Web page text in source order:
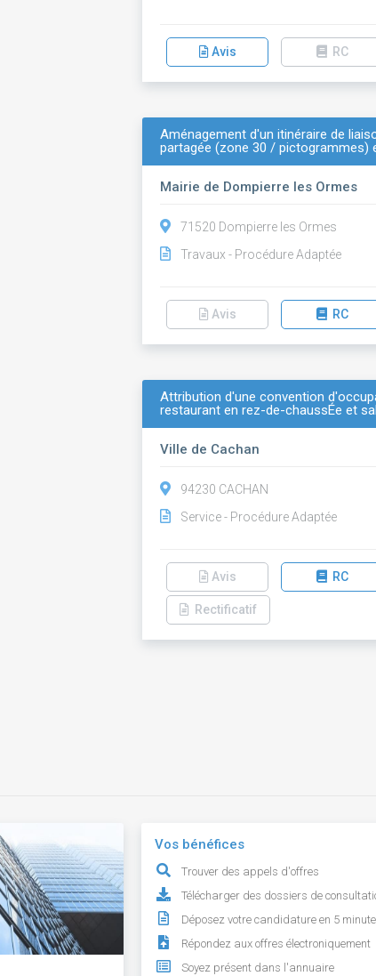
Avis RC
Aménagement d'un itinéraire de
partagée (zone 30 / pictogrammes)
Mairie de Dompierre les Ormes
71520 Dompierre les Ormes
Travaux - Procédure Adaptée
Avis RC
Attribution d'une convention
restaurant en rez-de-chaussÉe et
Ville de Cachan
94230 CACHAN
Service - Procédure Adaptée
Avis RC
Rectificatif
Vos bénéfices
Trouver des appels d'offres
Télécharger des dossiers de
Déposez votre candidature en 5
Répondez aux offres électroniquement
Soyez présent dans l'annuaire